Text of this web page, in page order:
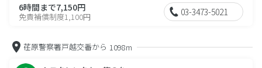
6時間まで7,150円
免責補償制度1,100円 03-3473-5021
荏原警察署戸越交番から 1098m